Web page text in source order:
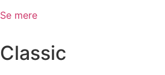
Se mere
Classic